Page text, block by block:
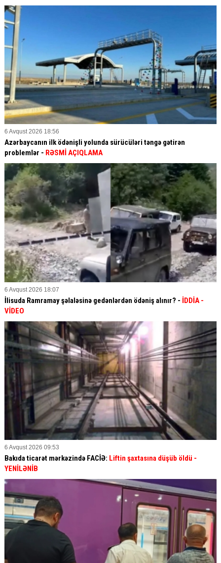
6 Avqust 2026 18:56
Azərbaycanın ilk ödənişli yolunda sürücüləri təngə gətirən
problemlər - RƏSMİ AÇIQLAMA
6 Avqust 2026 18:07
İlisuda Ramramay şəlaləsinə gedənlərdən ödəniş alınır? - İDDİA -
VİDEO
6 Avqust 2026 09:53
Bakıda ticarət mərkəzində FACİƏ: Liftin şaxtasına düşüb öldü -
YENİLƏNİB